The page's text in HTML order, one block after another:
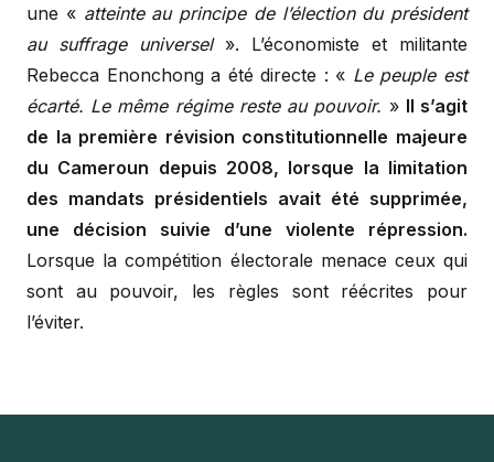
une « atteinte au principe de l’élection du président
au suffrage universel». L’économiste et militante
Rebecca Enonchong a été directe : « Le peuple est
écarté. Le même régime reste au pouvoir. » Il s’agit
de la première révision constitutionnelle majeure
du Cameroun depuis 2008, lorsque la limitation
des mandats présidentiels avait été supprimée,
une décision suivie d’une violente répression.
Lorsque la compétition électorale menace ceux qui
sont au pouvoir, les règles sont réécrites pour
l’éviter.